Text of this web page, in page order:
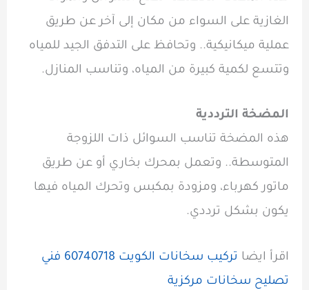
الغازية على السواء من مكان إلى آخر عن طريق
عملية ميكانيكية.. وتحافظ على التدفق الجيد للمياه
وتتسع لكمية كبيرة من المياه، وتناسب المنازل.
المضخة الترددية
هذه المضخة تناسب السوائل ذات اللزوجة
المتوسطة.. وتعمل بمحرك بخاري أو عن طريق
ماتور كهرباء، ومزودة بمكبس وتحرك المياه فيها
يكون بشكل ترددي.
اقرأ ايضا
تركيب سخانات الكويت 60740718 فني
تصليح سخانات مركزية